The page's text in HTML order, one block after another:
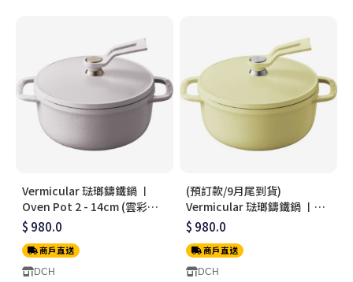
Vermicular 琺瑯鑄鐵鍋 〡
Oven Pot 2 - 14cm (雲彩粉)
〡無水料理鍋〡OP2R14S-PK
$ 980.0
商戶直送
DCH
(預訂款/9月尾到貨)
Vermicular 琺瑯鑄鐵鍋 〡
Oven Pot 2 - 14cm (洋甘菊
黃) 〡無水料理鍋〡
OP2R14S-YL
$ 980.0
商戶直送
DCH